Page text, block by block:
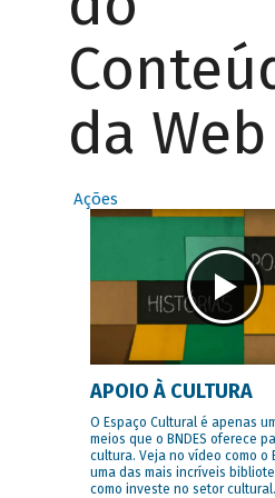
da Web
Ações
APOIO À CULTURA
O Espaço Cultural é apenas
meios que o BNDES oferece
cultura. Veja no vídeo como o
uma das mais incríveis
como investe no setor cultural.